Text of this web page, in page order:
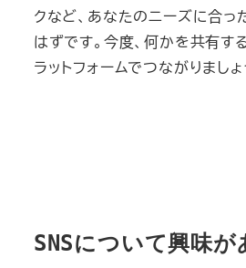
クなど、あなたのニーズに合
はずです。今度、何かを共有す
ラットフォームでつながりましょ
SNSについて興味が